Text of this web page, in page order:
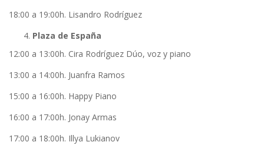
18:00 a 19:00h. Lisandro Rodríguez
Plaza de España
12:00 a 13:00h. Cira Rodríguez Dúo, voz y piano
13:00 a 14:00h. Juanfra Ramos
15:00 a 16:00h. Happy Piano
16:00 a 17:00h. Jonay Armas
17:00 a 18:00h. Illya Lukianov